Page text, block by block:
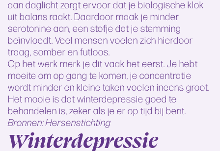
aan daglicht zorgt ervoor dat je biologische klok
uit balans raakt. Daardoor maak je minder
serotonine aan, een stofje dat je stemming
beïnvloedt. Veel mensen voelen zich hierdoor
traag, somber en futloos.
Op het werk merk je dit vaak het eerst. Je hebt
moeite om op gang te komen, je concentratie
wordt minder en kleine taken voelen ineens groot.
Het mooie is dat winterdepressie goed te
behandelen is, zeker als je er op tijd bij bent.
Bronnen: Hersenstichting
Winterdepressie